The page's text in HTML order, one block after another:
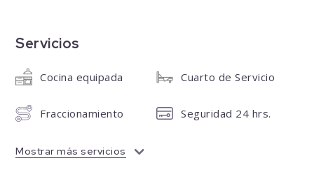
Servicios
Cocina equipada Cuarto de Servicio
Fraccionamiento Seguridad 24 hrs.
Mostrar más servicios